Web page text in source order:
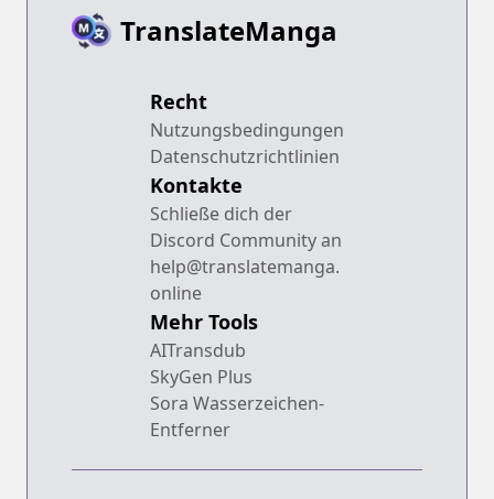
TranslateManga
Recht
Nutzungsbedingungen
Datenschutzrichtlinien
Kontakte
Schließe dich der
Discord Community an
help@translatemanga.
online
Mehr Tools
AITransdub
SkyGen Plus
Sora Wasserzeichen-
Entferner